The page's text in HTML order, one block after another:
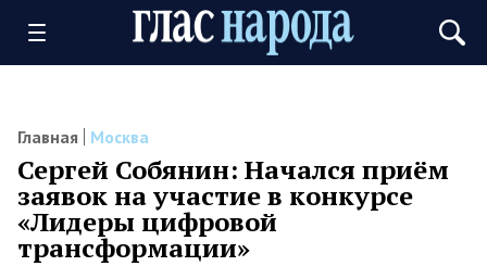
Главная Москва
Сергей Собянин: Начался приём
заявок на участие в конкурсе
«Лидеры цифровой
трансформации»